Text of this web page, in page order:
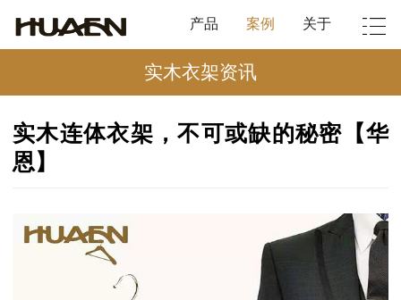
产品 案例 关于
实木衣架资讯
实木连体衣架，不可或缺的秘密【华
恩】